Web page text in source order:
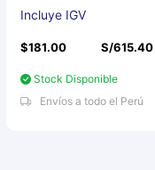
Incluye IGV
$181.00 S/615.40
Stock Disponible
Envíos a todo el Perú